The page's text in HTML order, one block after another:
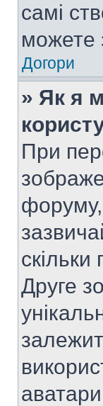
самі
можете
Догори
» Як я
При
Друге